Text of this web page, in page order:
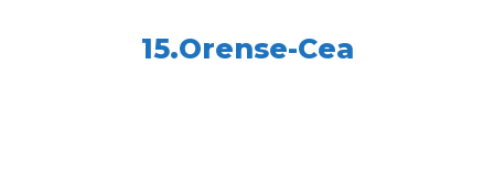
15.Orense-Cea